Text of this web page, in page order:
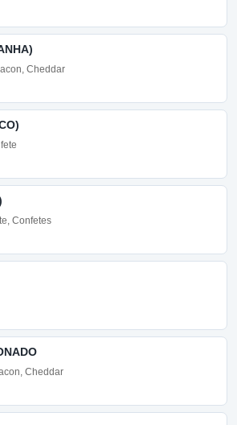
Cheddar
Confetes
Cheddar